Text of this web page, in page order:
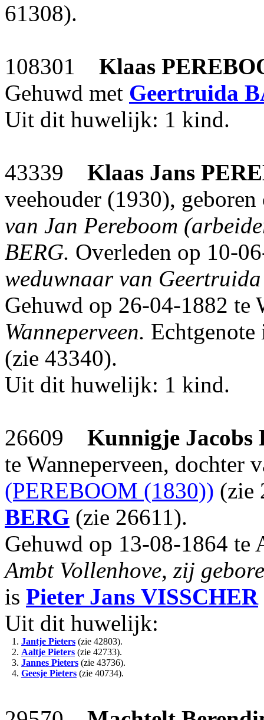
61308).
108301 Klaas
Gehuwd met Geertruida
Uit dit huwelijk: 1 kind.
43339 Klaas Jans
veehouder (1930),
van Jan Pereboom
BERG. Overleden op 10-
weduwnaar van
Gehuwd op 26-04-1882 te
Wanneperveen.
(zie 43340).
Uit dit huwelijk: 1 kind.
26609 Kunnigje Jacobs
te Wanneperveen, dochter
(PEREBOOM (1830)) (zie
BERG (zie 26611).
Gehuwd op 13-08-1864
Ambt Vollenhove, zij
is Pieter Jans VISSCHER
Uit dit huwelijk:
1. Jantje Pieters (zie 42803).
2. Aaltje Pieters (zie 42733).
3. Jannes Pieters (zie 43736).
4. Geesje Pieters (zie 40734).